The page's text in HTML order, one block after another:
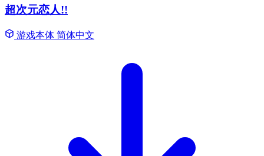
超次元恋人!!
游戏本体 简体中文